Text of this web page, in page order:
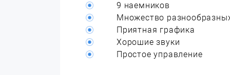
9 наемников
Множество
Приятная графика
Хорошие звуки
Простое управление